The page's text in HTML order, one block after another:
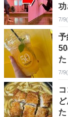
功
7/
予
7/